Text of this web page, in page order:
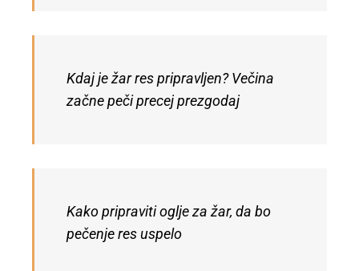
Kdaj je žar res pripravljen? Večina
začne peči precej prezgodaj
Kako pripraviti oglje za žar, da bo
pečenje res uspelo